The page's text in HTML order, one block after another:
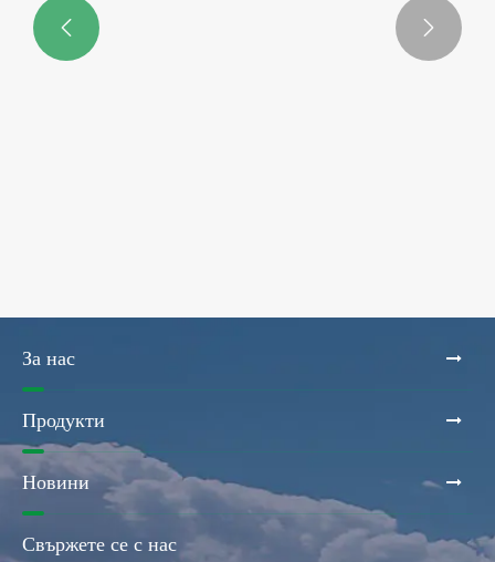
 
За нас
Продукти
Новини
Свържете се с нас